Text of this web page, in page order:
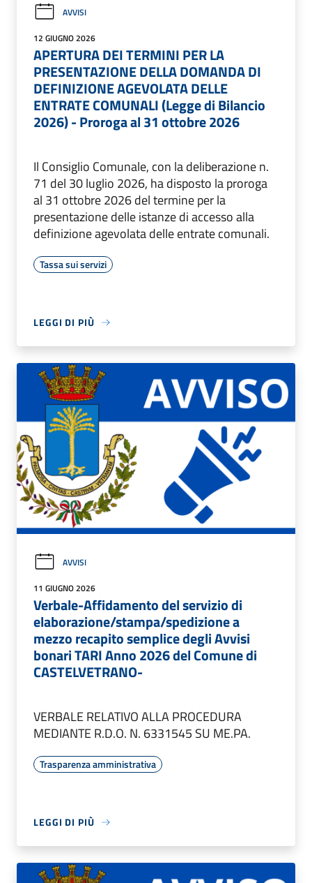
AVVISI
12 GIUGNO 2026
APERTURA DEI TERMINI PER LA
PRESENTAZIONE DELLA DOMANDA DI
DEFINIZIONE AGEVOLATA DELLE
ENTRATE COMUNALI (Legge di Bilancio
2026) - Proroga al 31 ottobre 2026
Il Consiglio Comunale, con la deliberazione n.
71 del 30 luglio 2026, ha disposto la proroga
al 31 ottobre 2026 del termine per la
presentazione delle istanze di accesso alla
definizione agevolata delle entrate comunali.
Tassa sui servizi
LEGGI DI PIÙ
AVVISI
11 GIUGNO 2026
Verbale-Affidamento del servizio di
elaborazione/stampa/spedizione a
mezzo recapito semplice degli Avvisi
bonari TARI Anno 2026 del Comune di
CASTELVETRANO-
VERBALE RELATIVO ALLA PROCEDURA
MEDIANTE R.D.O. N. 6331545 SU ME.PA.
Trasparenza amministrativa
LEGGI DI PIÙ